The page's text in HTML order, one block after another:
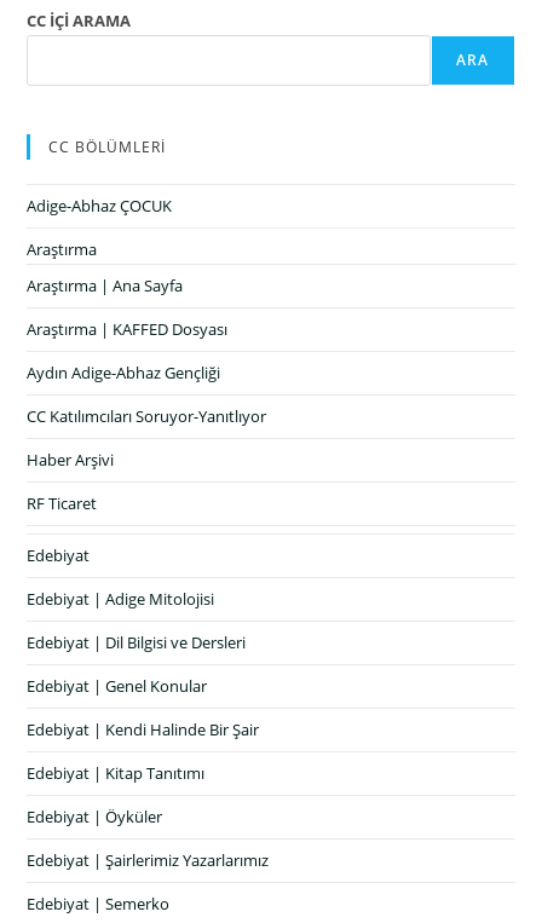
CC İÇİ ARAMA
ARA
CC BÖLÜMLERİ
Adige-Abhaz ÇOCUK
Araştırma
Araştırma | Ana Sayfa
Araştırma | KAFFED Dosyası
Aydın Adige-Abhaz Gençliği
CC Katılımcıları Soruyor-Yanıtlıyor
Haber Arşivi
RF Ticaret
Edebiyat
Edebiyat | Adige Mitolojisi
Edebiyat | Dil Bilgisi ve Dersleri
Edebiyat | Genel Konular
Edebiyat | Kendi Halinde Bir Şair
Edebiyat | Kitap Tanıtımı
Edebiyat | Öyküler
Edebiyat | Şairlerimiz Yazarlarımız
Edebiyat | Semerko